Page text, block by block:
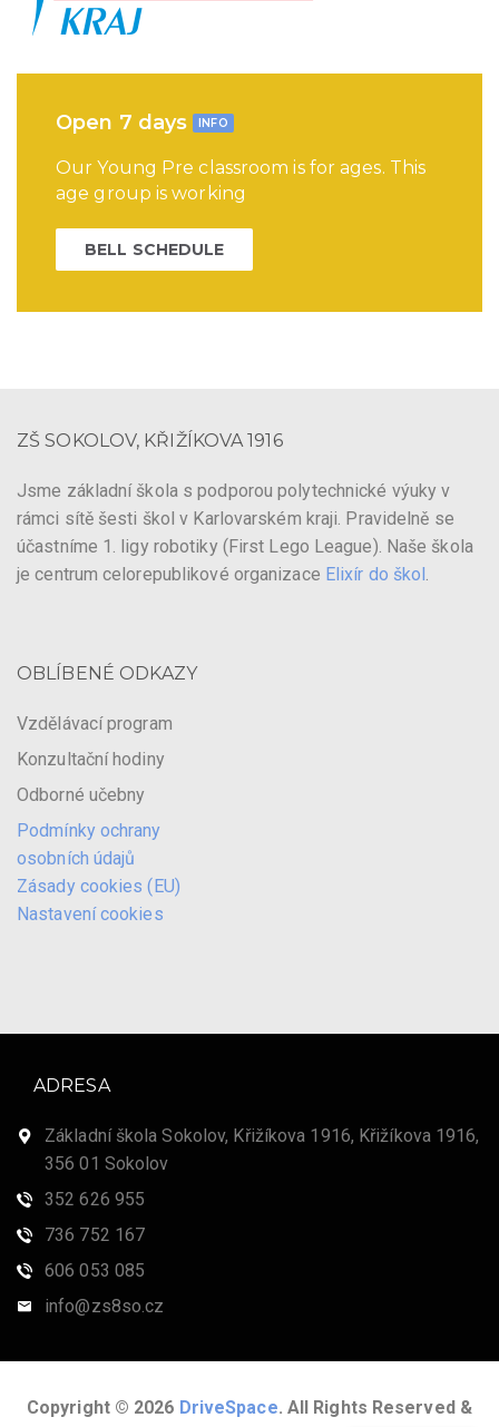
Open 7 days INFO
Our Young Pre classroom is for ages. This
age group is working
BELL SCHEDULE
ZŠ SOKOLOV, KŘIŽÍKOVA 1916
Jsme základní škola s podporou polytechnické výuky v
rámci sítě šesti škol v Karlovarském kraji. Pravidelně se
účastníme 1. ligy robotiky (First Lego League). Naše škola
je centrum celorepublikové organizace Elixír do škol
OBLÍBENÉ ODKAZY
Vzdělávací program
Konzultační hodiny
Odborné učebny
Podmínky ochrany
osobních údajů
Zásady cookies (EU)
Nastavení cookies
ADRESA
Základní škola Sokolov, Křižíkova 1916, Křižíkova 1916,
356 01 Sokolov
352 626 955
736 752 167
606 053 085
info@zs8so.cz
Copyright © 2026 DriveSpace. All Rights Reserved &